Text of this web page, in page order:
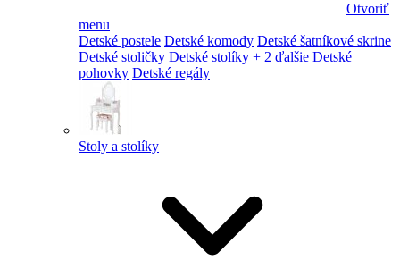
Otvoriť
menu
Detské postele Detské komody Detské šatníkové skrine
Detské stoličky Detské stolíky + 2 ďalšie Detské
pohovky Detské regály
Stoly a stolíky